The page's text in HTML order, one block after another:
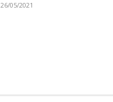
26/05/2021